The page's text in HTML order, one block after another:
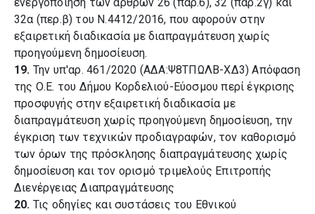
32α (περ.β) του Ν.4412/2016, που αφορούν στην
εξαιρετική διαδικασία με διαπραγμάτευση χωρίς
προηγούμενη δημοσίευση.
19. Την υπ'αρ. 461/2020 (ΑΔΑ:Ψ8ΤΠΩΛΒ-ΧΔ3) Απόφαση
της Ο.Ε. του Δήμου Κορδελιού-Εύοσμου περί έγκρισης
προσφυγής στην εξαιρετική διαδικασία με
διαπραγμάτευση χωρίς προηγούμενη δημοσίευση, την
έγκριση των τεχνικών προδιαγραφών, τον καθορισμό
των όρων της πρόσκλησης διαπραγμάτευσης χωρίς
δημοσίευση και τον ορισμό τριμελούς Επιτροπής
Διενέργειας Διαπραγμάτευσης
20. Τις οδηγίες και συστάσεις του Εθνικού